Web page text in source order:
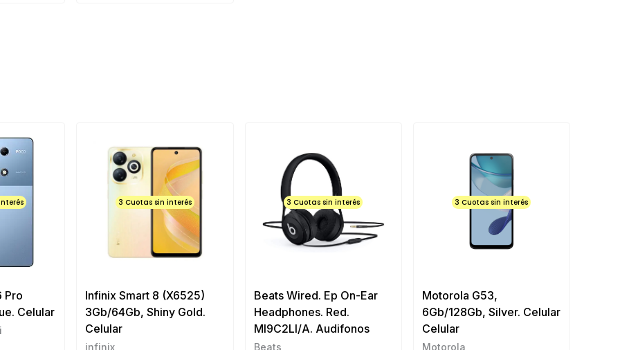
Pro
Celular
3 Cuotas sin interés
Infinix Smart 8 (X6525)
3Gb/64Gb, Shiny Gold.
Celular
infinix
3 Cuotas sin interés
Beats Wired. Ep On-Ear
Headphones. Red.
Ml9C2Ll/A. Audifonos
Beats
3 Cuotas sin interés
Motorola G53,
6Gb/128Gb, Silver. Celular
Celular
Motorola